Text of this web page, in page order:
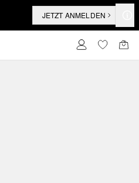
JETZT ANMELDEN